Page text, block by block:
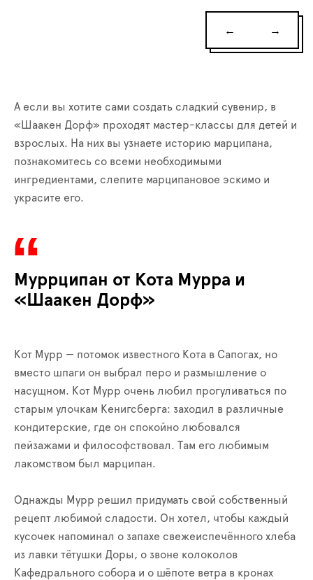
← →
А если вы хотите сами создать сладкий сувенир, в
«Шаакен Дорф» проходят мастер-классы для детей и
взрослых. На них вы узнаете историю марципана,
познакомитесь со всеми необходимыми
ингредиентами, слепите марципановое эскимо и
украсите его.
Муррципан от Кота Мурра и
«Шаакен Дорф»
Кот Мурр — потомок известного Кота в Сапогах, но
вместо шпаги он выбрал перо и размышление о
насущном. Кот Мурр очень любил прогуливаться по
старым улочкам Кенигсберга: заходил в различные
кондитерские, где он спокойно любовался
пейзажами и философствовал. Там его любимым
лакомством был марципан.
Однажды Мурр решил придумать свой собственный
рецепт любимой сладости. Он хотел, чтобы каждый
кусочек напоминал о запахе свежеиспечённого хлеба
из лавки тётушки Доры, о звоне колоколов
Кафедрального собора и о шёпоте ветра в кронах